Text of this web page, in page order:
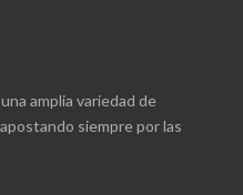
amplia variedad de
siempre por las